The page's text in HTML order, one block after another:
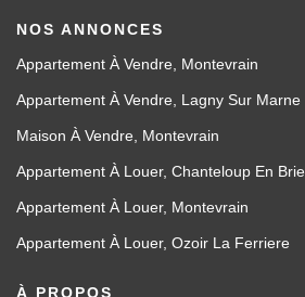
NOS ANNONCES
Appartement À Vendre, Montevrain
Appartement À Vendre, Lagny Sur Marne
Maison À Vendre, Montevrain
Appartement À Louer, Chanteloup En Brie
Appartement À Louer, Montevrain
Appartement À Louer, Ozoir La Ferriere
À PROPOS